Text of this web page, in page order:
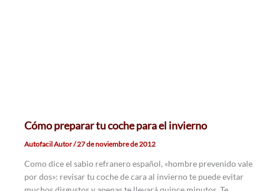
Cómo preparar tu coche para el invierno
Autofacil Autor/27 de noviembre de 2012
Como dice el sabio refranero español, «hombre prevenido vale
por dos»: revisar tu coche de cara al invierno te puede evitar